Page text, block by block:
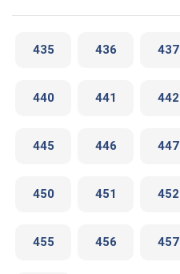
435 436 437
440 441 442
445 446 447
450 451 452
455 456 457